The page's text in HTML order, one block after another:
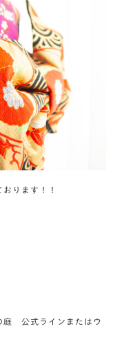
ります！！
庭 公式ラインまたはウ